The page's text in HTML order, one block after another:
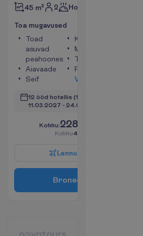
45 m² 2 Hommikusöök
Toa mugavused
Toad
asuvad
peahoones
Aiavaade
Seif
Konditsioneer
Minikülmik
Telefon
Föön
V
12 ööd hotellis (14 ööd kokku)
11.03.2027 - 24.03.2027
Kokku:2285.00
Kokku4570.00
Lennu
Bronee